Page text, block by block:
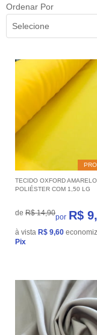
Ordenar Por
Selecione
TECIDO OXFORD
POLIÉSTER COM 1,50 LG
de R$ 14,90por R$
à vista R$ 9,60
Pix